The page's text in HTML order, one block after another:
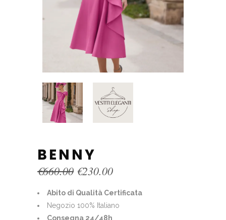
BENNY
€660.00 Original
was:
€660.00.
€230.00Current
is:
€230.00.
Abito di Qualità Certificata
Negozio 100% Italiano
Consegna 24/48h